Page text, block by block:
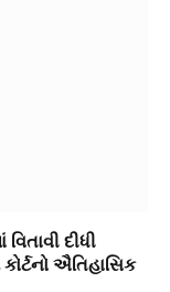
દીધી
ઐતિહાસિક